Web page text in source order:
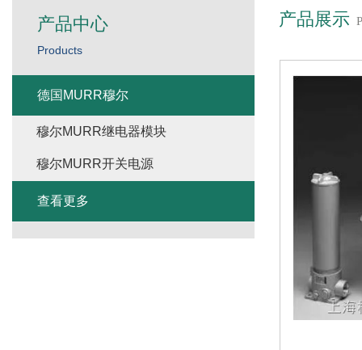
产品展示
产品中心
Products
德国MURR穆尔
穆尔MURR继电器模块
穆尔MURR开关电源
查看更多